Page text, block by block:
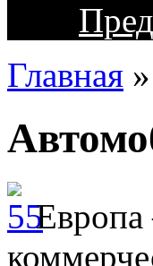
Главная »
Европа